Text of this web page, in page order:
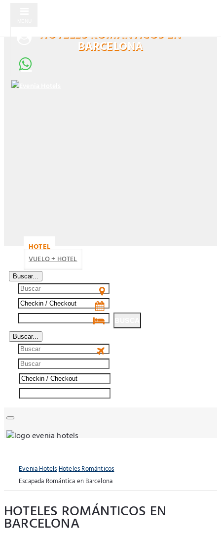
HOTELES ROMÁNTICOS EN
BARCELONA
HOTEL
VUELO + HOTEL
Buscar...
Buscar...
Evenia HotelsHoteles Románticos
Escapada Romántica en Barcelona
HOTELES ROMÁNTICOS EN
BARCELONA